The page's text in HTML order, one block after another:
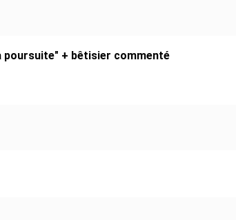
+ bêtisier commenté